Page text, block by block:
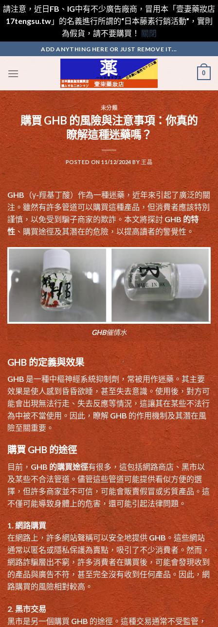
請注意，近日FB、IG中有不少廣告廠商，冒用本「壹妻藥妝店
17tengsu.tw」的名義進行所謂的“日本藤素行銷活動”，實則
為假貨，請不要購買！ 關閉
to
content
ADD ANYTHING HERE OR JUST REMOVE IT...
0
未分類
購買 GHB 的風險與注意事項：你真的
瞭解這種迷藥嗎？
POSTED ON11/12/2024 BY 王晶
GHB（γ-羥基丁酸）作為一種迷藥，近年來引起了廣泛的關
注。雖然有許多管道可以購買這種產品，但消費者應該特別
謹慎，以免受到騙子商家的欺詐。本文將探討 GHB 的特
性 、購買途徑及其潛在的危險，以提高讀者的警覺性。
GHB催情水
GHB 的定義與效果
GHB 是一種中樞神經系統抑制劑，常被用作迷藥。其主要
效果是使人感到昏昏欲睡，甚至失去意識。使用後，對方可
能會出現無法行走、失去反應等情況，這讓其在某些不法行
為中被不當使用。因此，瞭解 GHB 的作用機制及其潛在風
險至關重要。
購買 GHB 的途徑
目前， GHB 的購買途徑有很多，這包括網路商店、黑市以
及某些不合法管道。儘管這些管道可能提供看似方便的選
擇，但許多商家並不可信，可能會販賣假冒或劣質產品。這
不僅可能導致身體上的危害，還可能引起法律問題。
1. 網路購買
在網路上，許多網站聲稱可以安全地提供 GHB。這些網站
通常以匿名或隱私保護為賣點，吸引了不少消費者。然而，
網路詐騙層出不窮，許多消費者在購買後，可能會發現收到
的產品與廣告不符，甚至完全沒有收到任何產品。因此，網
路購買的風險相對較高。
2. 黑市交易
黑市是另一個購買 GHB 的途徑。這種交易通常不受監管，